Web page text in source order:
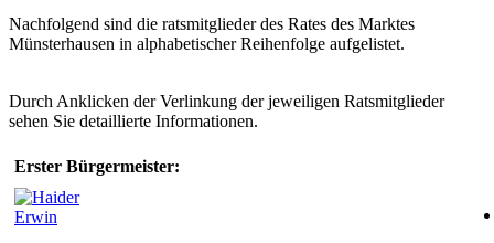
Nachfolgend sind die ratsmitglieder des Rates des Marktes
Münsterhausen in alphabetischer Reihenfolge aufgelistet.
Durch Anklicken der Verlinkung der jeweiligen Ratsmitglieder
sehen Sie detaillierte Informationen.
Erster Bürgermeister: